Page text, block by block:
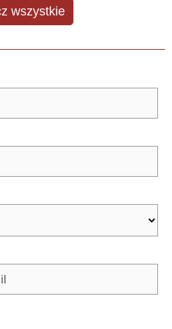
wszystkie